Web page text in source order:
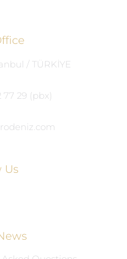
/ TÜRKİYE
77 29 (pbx)
Us